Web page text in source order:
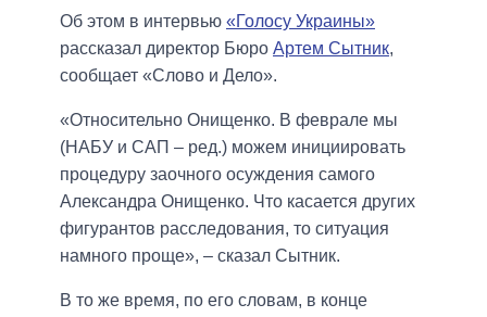
Об этом в интервью «Голосу Украины»
рассказал директор Бюро Артем Сытник,
сообщает «Слово и Дело».
«Относительно Онищенко. В феврале мы
(НАБУ и САП – ред.) можем инициировать
процедуру заочного осуждения самого
Александра Онищенко. Что касается других
фигурантов расследования, то ситуация
намного проще», – сказал Сытник.
В то же время, по его словам, в конце